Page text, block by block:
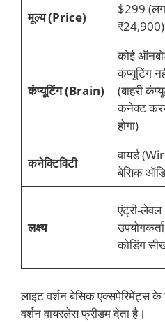
मूल्य (Price)
$299
₹24,900)
कंप्यूटिंग (Brain)
कोई
कंप्यूटिंग
(बाहरी
कनेक्ट
होगा)
कनेक्टिविटी
वायर्ड
बेसिक
लक्ष्य
एंट्री-लेवल
कोडिंग
लाइट वर्शन बेसिक एक्सपेरिमेंट्स
वर्शन वायरलेस फ्रीडम देता है।